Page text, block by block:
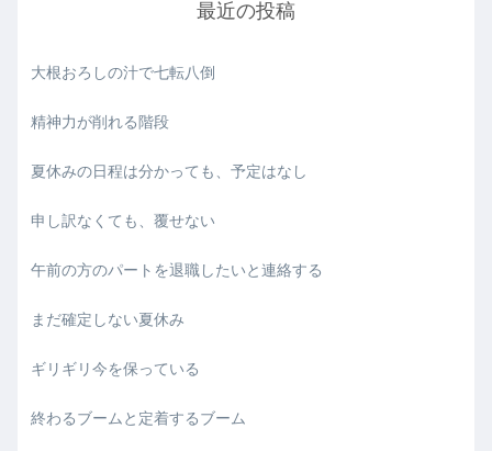
最近の投稿
大根おろしの汁で七転八倒
精神力が削れる階段
夏休みの日程は分かっても、予定はなし
申し訳なくても、覆せない
午前の方のパートを退職したいと連絡する
まだ確定しない夏休み
ギリギリ今を保っている
終わるブームと定着するブーム